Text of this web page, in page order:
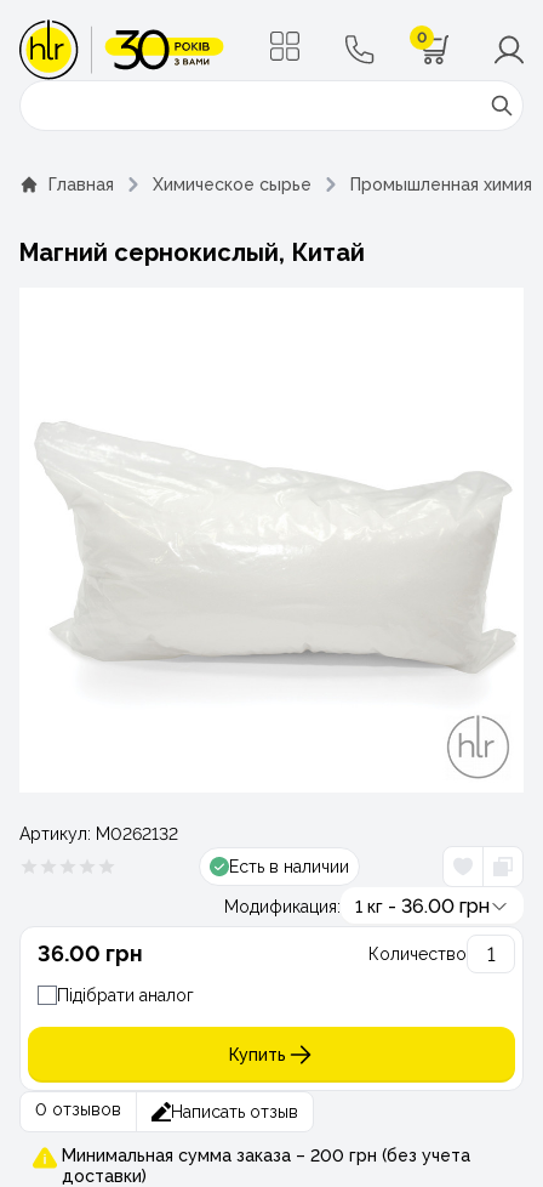
0
Поиск
Главная Химическое сырье Промышленная химия
Магний сернокислый, Китай
Артикул: М0262132
Есть в наличии
Модификация: 1 кг - 36.00 грн
36.00 грн Количество
Підібрати аналог
Купить
0 отзывов Написать отзыв
Минимальная сумма заказа – 200 грн (без учета
доставки)